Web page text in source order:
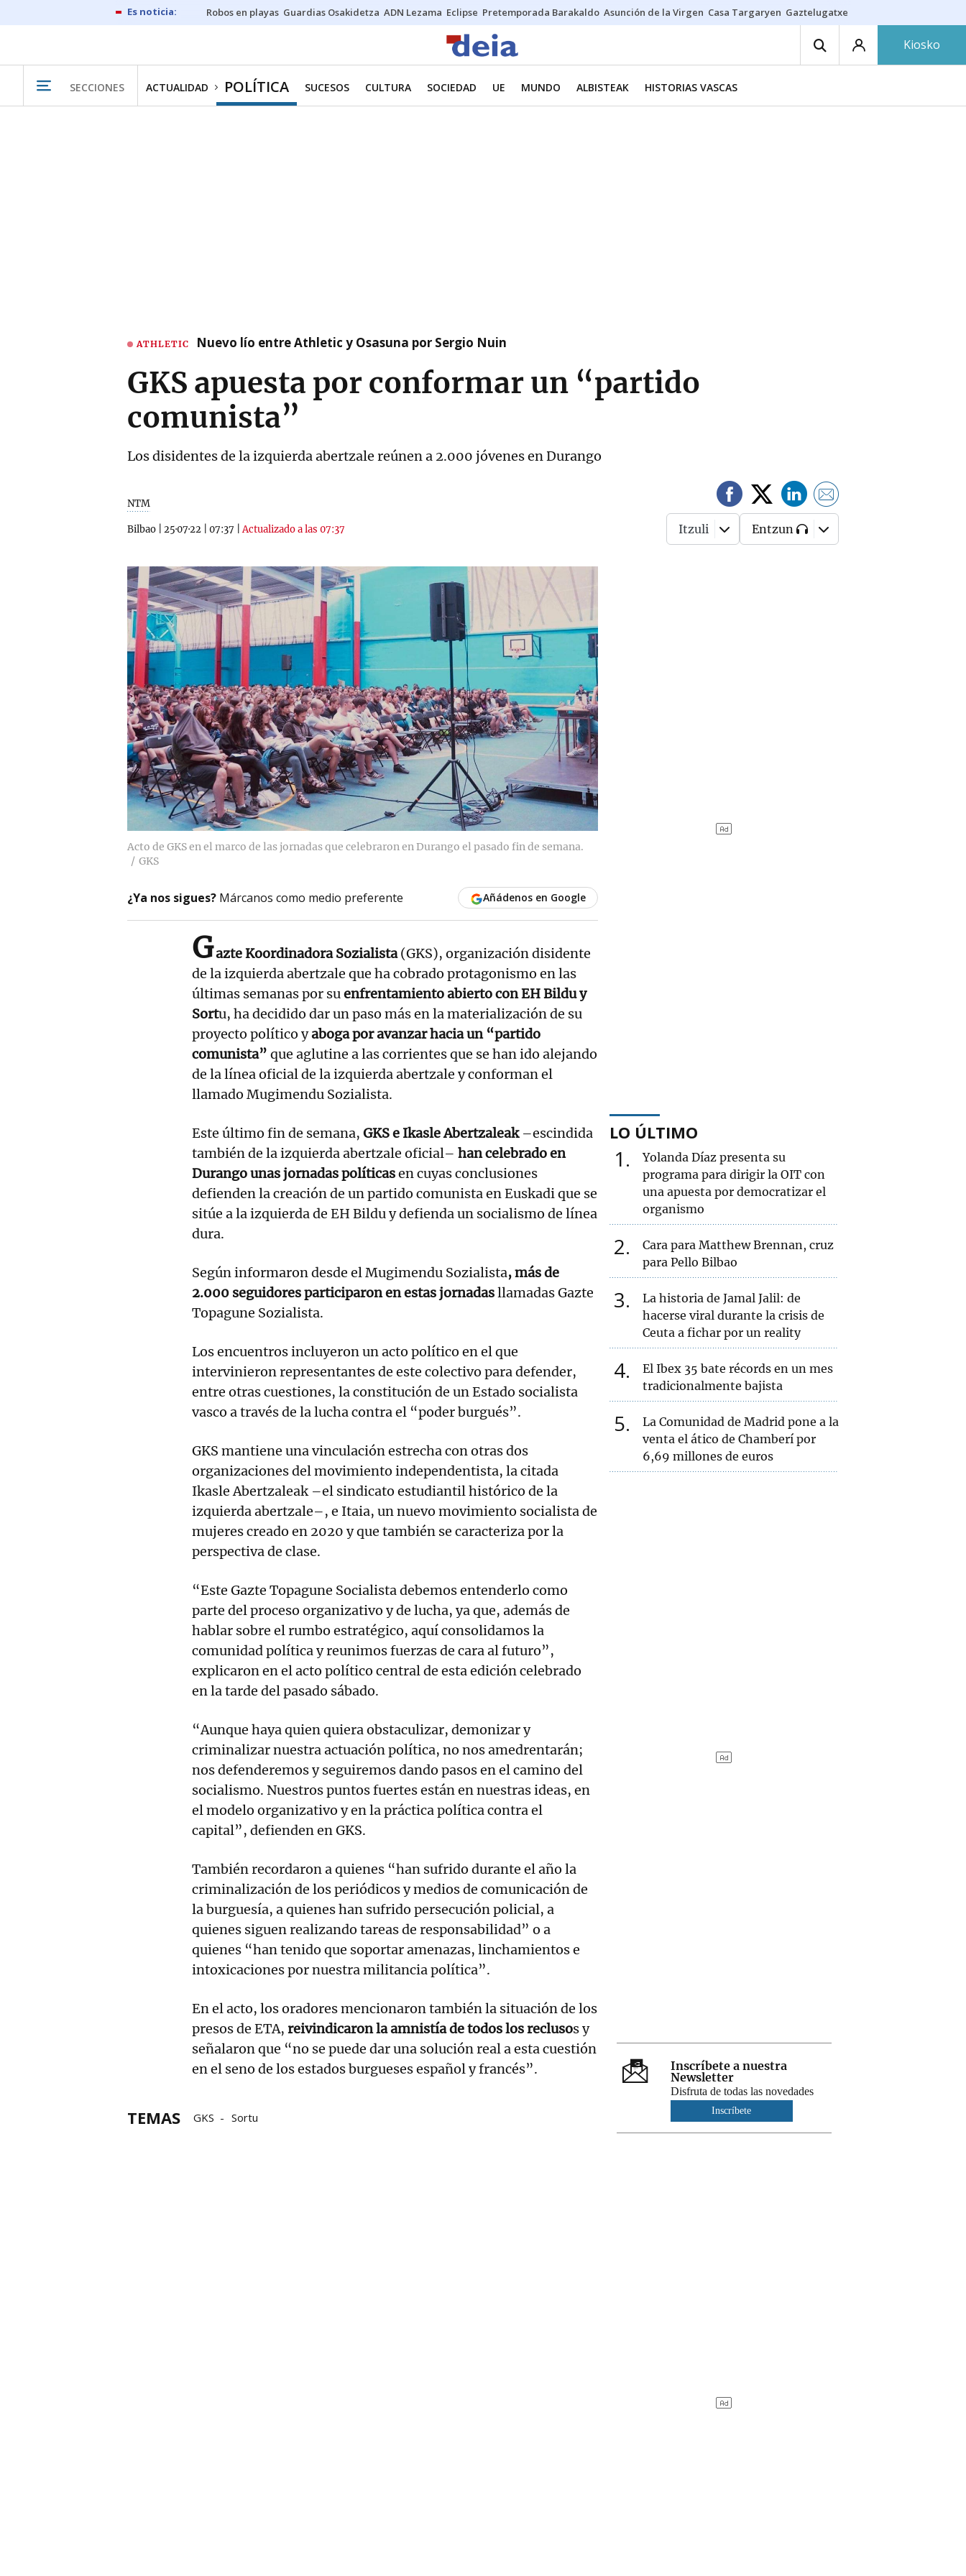
Robos en playas Guardias Osakidetza ADN Lezama Eclipse Pretemporada Barakaldo Asunción de la Virgen Casa Targaryen Gaztelugatxe
Kiosko
SECCIONES ACTUALIDAD POLÍTICA SUCESOS CULTURA SOCIEDAD UE MUNDO ALBISTEAK HISTORIAS VASCAS
ATHLETIC Nuevo lío entre Athletic y Osasuna por Sergio Nuin
GKS apuesta por conformar un “partido
comunista”
Los disidentes de la izquierda abertzale reúnen a 2.000 jóvenes en Durango
NTM
Bilbao 25·07·22 07:37 |Actualizado a las 07:37 Itzuli Entzun
Acto de GKS en el marco de las jornadas que celebraron en Durango el pasado fin de semana.
GKS
¿Ya nos sigues? Márcanos como medio preferente Añádenos en Google
Gazte Koordinadora Sozialista(GKS), organización disidente
de la izquierda abertzale que ha cobrado protagonismo en las
últimas semanas por suenfrentamiento abierto con EH Bildu y
Sortu, ha decidido dar un paso más en la materialización de su
proyecto político yaboga por avanzar hacia un “partido
comunista” que aglutine a las corrientes que se han ido alejando
de la línea oficial de la izquierda abertzale y conforman el
llamado Mugimendu Sozialista.
Este último fin de semana, GKS e Ikasle Abertzaleak–escindida
también de la izquierda abertzale oficial– han celebrado en
Durango unas jornadas políticasen cuyas conclusiones
defienden la creación de un partido comunista en Euskadi que se
sitúe a la izquierda de EH Bildu y defienda un socialismo de línea
dura.
Según informaron desde el Mugimendu Sozialista, más de
2.000 seguidores participaron en estas jornadasllamadas Gazte
Topagune Sozialista.
Los encuentros incluyeron un acto político en el que
intervinieron representantes de este colectivo para defender,
entre otras cuestiones, la constitución de un Estado socialista
vasco a través de la lucha contra el “poder burgués”.
GKS mantiene una vinculación estrecha con otras dos
organizaciones del movimiento independentista, la citada
Ikasle Abertzaleak –el sindicato estudiantil histórico de la
izquierda abertzale–, e Itaia, un nuevo movimiento socialista de
mujeres creado en 2020 y que también se caracteriza por la
perspectiva de clase.
“Este Gazte Topagune Socialista debemos entenderlo como
parte del proceso organizativo y de lucha, ya que, además de
hablar sobre el rumbo estratégico, aquí consolidamos la
comunidad política y reunimos fuerzas de cara al futuro”,
explicaron en el acto político central de esta edición celebrado
en la tarde del pasado sábado.
“Aunque haya quien quiera obstaculizar, demonizar y
criminalizar nuestra actuación política, no nos amedrentarán;
nos defenderemos y seguiremos dando pasos en el camino del
socialismo. Nuestros puntos fuertes están en nuestras ideas, en
el modelo organizativo y en la práctica política contra el
capital”, defienden en GKS.
También recordaron a quienes “han sufrido durante el año la
criminalización de los periódicos y medios de comunicación de
la burguesía, a quienes han sufrido persecución policial, a
quienes siguen realizando tareas de responsabilidad” o a
quienes “han tenido que soportar amenazas, linchamientos e
intoxicaciones por nuestra militancia política”.
En el acto, los oradores mencionaron también la situación de los
presos de ETA, reivindicaron la amnistía de todos los reclusos y
señalaron que “no se puede dar una solución real a esta cuestión
en el seno de los estados burgueses español y francés”.
TEMAS GKS Sortu
LO ÚLTIMO
1
Yolanda Díaz presenta su
programa para dirigir la OIT con
una apuesta por democratizar el
organismo
2
Cara para Matthew Brennan, cruz
para Pello Bilbao
3
La historia de Jamal Jalil: de
hacerse viral durante la crisis de
Ceuta a fichar por un reality
4
El Ibex 35 bate récords en un mes
tradicionalmente bajista
5
La Comunidad de Madrid pone a la
venta el ático de Chamberí por
6,69 millones de euros
Inscríbete a nuestra
Newsletter
Disfruta de todas las novedades
Inscríbete